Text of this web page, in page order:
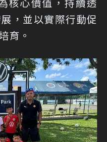
，並以實際行動促
育。